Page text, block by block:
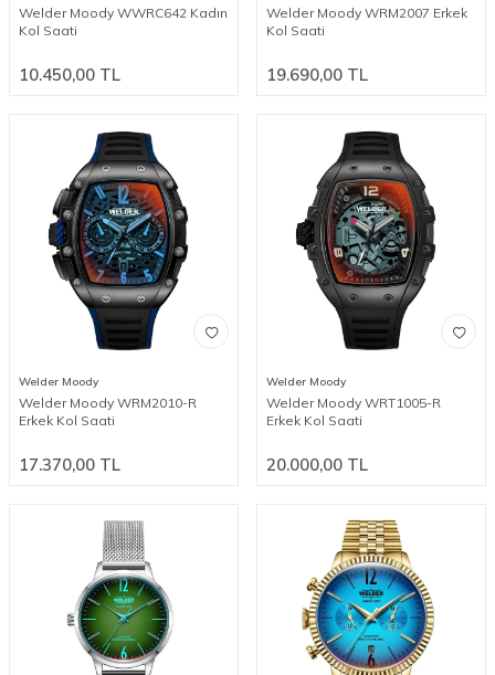
Welder Moody WWRC642 Kadın
Kol Saati
10.450,00 TL
Welder Moody WRM2007 Erkek
Kol Saati
19.690,00 TL
Welder Moody
Welder Moody WRM2010-R
Erkek Kol Saati
17.370,00 TL
Welder Moody
Welder Moody WRT1005-R
Erkek Kol Saati
20.000,00 TL